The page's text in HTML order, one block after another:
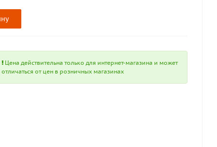
Цена действительна только для интернет-магазина и может
отличаться от цен в розничных магазинах